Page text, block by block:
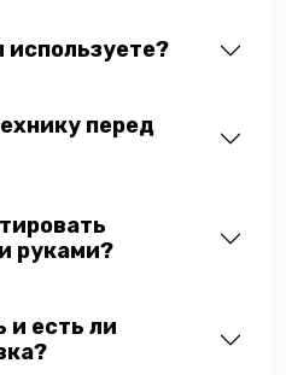
используете?
перед
руками?
и есть ли